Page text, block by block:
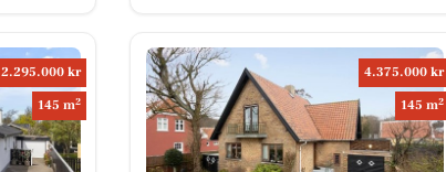
2.295.000 kr
145 m2
4.375.000 kr
145 m2